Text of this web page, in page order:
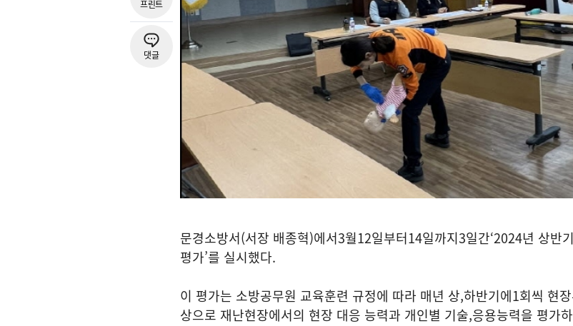
프린트
댓글
문경소방서(서장 배종혁)에서3월12일부터14일까지3일간‘2024년 상반
평가’를 실시했다.
이 평가는 소방공무원 교육훈련 규정에 따라 매년 상,하반기에1회씩 현
상으로 재난현장에서의 현장 대응 능력과 개인별 기술,응용능력을 평가